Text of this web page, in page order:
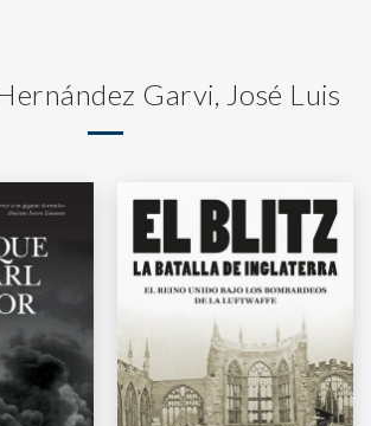
Garvi, José Luis